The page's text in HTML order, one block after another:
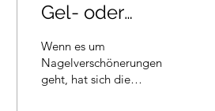
Gel- oder
Acrylnägel
Wenn es um
Nagelverschönerungen
geht, hat sich die